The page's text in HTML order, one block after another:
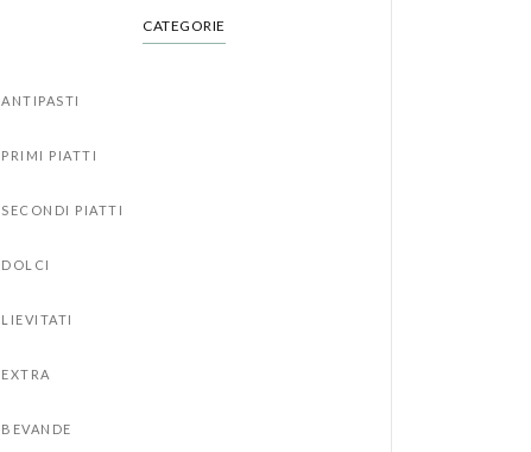
CATEGORIE
ANTIPASTI
PRIMI PIATTI
SECONDI PIATTI
DOLCI
LIEVITATI
EXTRA
BEVANDE